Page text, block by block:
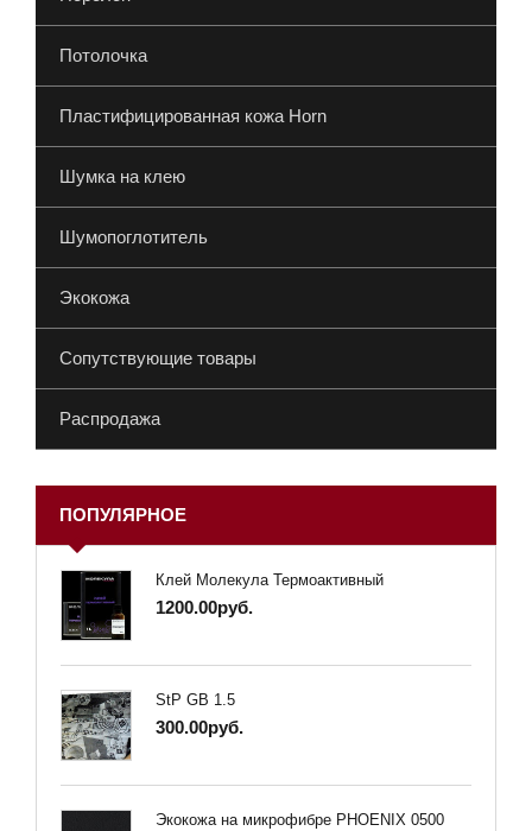
Потолочка
Пластифицированная кожа Horn
Шумка на клею
Шумопоглотитель
Экокожа
Сопутствующие товары
Распродажа
ПОПУЛЯРНОЕ
Клей Молекула Термоактивный
1200.00руб.
StP GB 1.5
300.00руб.
Экокожа на микрофибре PHOENIX 0500